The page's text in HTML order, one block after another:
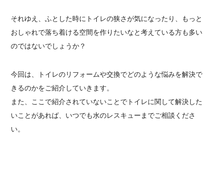
それゆえ、ふとした時にトイレの狭さが気になったり、もっと
おしゃれで落ち着ける空間を作りたいなと考えている方も多い
のではないでしょうか？
今回は、トイレのリフォームや交換でどのような悩みを解決で
きるのかをご紹介していきます。
また、ここで紹介されていないことでトイレに関して解決した
いことがあれば、いつでも水のレスキューまでご相談くださ
い。